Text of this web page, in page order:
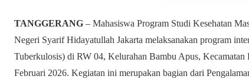
TANGGERANG – Mahasiswa Program Studi Kesehatan
Negeri Syarif Hidayatullah Jakarta melaksanakan program
Tuberkulosis) di RW 04, Kelurahan Bambu Apus, Kecamatan
Februari 2026. Kegiatan ini merupakan bagian dari